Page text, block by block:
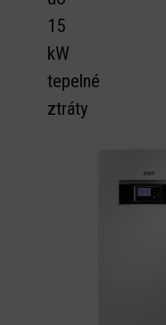
15
kW
tepelné
ztráty